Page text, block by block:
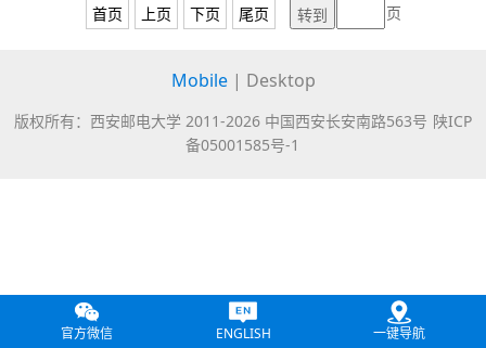
首页
上页 下页 尾页 页
Mobile | Desktop
版权所有：西安邮电大学 2011-2026 中国西安长安南路563号 陕ICP
备05001585号-1
官方微信 ENGLISH 一键导航